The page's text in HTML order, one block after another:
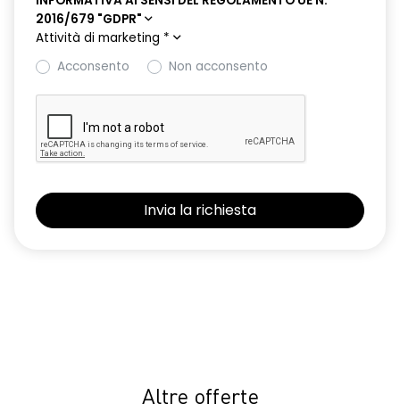
2016/679 "GDPR"
Attività di marketing *
Acconsento
Non acconsento
Altre offerte